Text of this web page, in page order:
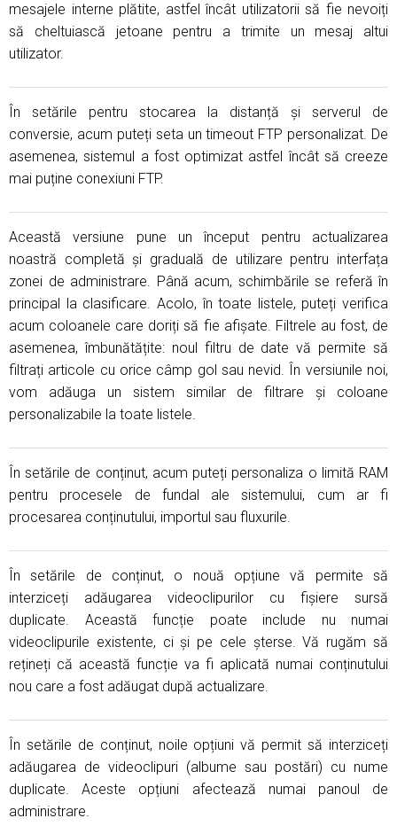
mesajele interne plătite, astfel încât utilizatorii să fie nevoiți
să cheltuiască jetoane pentru a trimite un mesaj altui
utilizator.
În setările pentru stocarea la distanță și serverul de
conversie, acum puteți seta un timeout FTP personalizat. De
asemenea, sistemul a fost optimizat astfel încât să creeze
mai puține conexiuni FTP.
Această versiune pune un început pentru actualizarea
noastră completă și graduală de utilizare pentru interfața
zonei de administrare. Până acum, schimbările se referă în
principal la clasificare. Acolo, în toate listele, puteți verifica
acum coloanele care doriți să fie afișate. Filtrele au fost, de
asemenea, îmbunătățite: noul filtru de date vă permite să
filtrați articole cu orice câmp gol sau nevid. În versiunile noi,
vom adăuga un sistem similar de filtrare și coloane
personalizabile la toate listele.
În setările de conținut, acum puteți personaliza o limită RAM
pentru procesele de fundal ale sistemului, cum ar fi
procesarea conținutului, importul sau fluxurile.
În setările de conținut, o nouă opțiune vă permite să
interziceți adăugarea videoclipurilor cu fișiere sursă
duplicate. Această funcție poate include nu numai
videoclipurile existente, ci și pe cele șterse. Vă rugăm să
rețineți că această funcție va fi aplicată numai conținutului
nou care a fost adăugat după actualizare.
În setările de conținut, noile opțiuni vă permit să interziceți
adăugarea de videoclipuri (albume sau postări) cu nume
duplicate. Aceste opțiuni afectează numai panoul de
administrare.